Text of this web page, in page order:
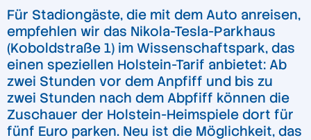
Für Stadiongäste, die mit dem Auto anreisen,
empfehlen wir das Nikola-Tesla-Parkhaus
(Koboldstraße 1) im Wissenschaftspark, das
einen speziellen Holstein-Tarif anbietet: Ab
zwei Stunden vor dem Anpfiff und bis zu
zwei Stunden nach dem Abpfiff können die
Zuschauer der Holstein-Heimspiele dort für
fünf Euro parken. Neu ist die Möglichkeit, das